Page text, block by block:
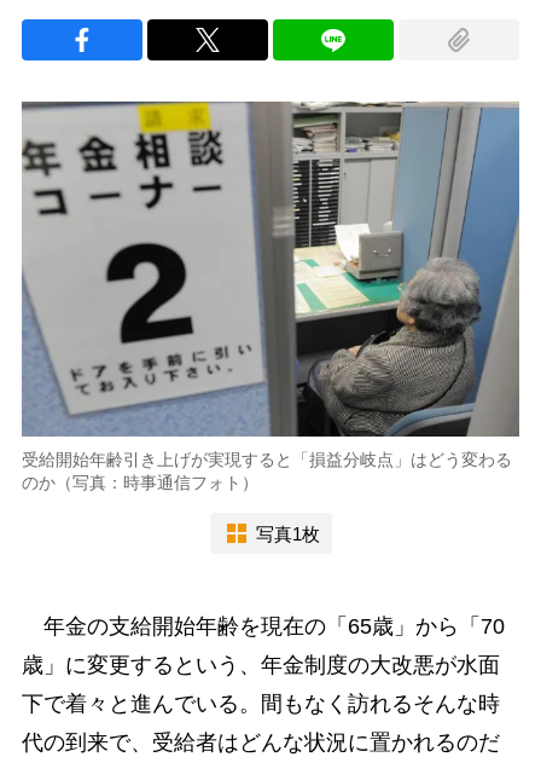
受給開始年齢引き上げが実現すると「損益分岐点」はどう変わる
のか（写真：時事通信フォト）
写真1枚
年金の支給開始年齢を現在の「65歳」から「70
歳」に変更するという、年金制度の大改悪が水面
下で着々と進んでいる。間もなく訪れるそんな時
代の到来で、受給者はどんな状況に置かれるのだ